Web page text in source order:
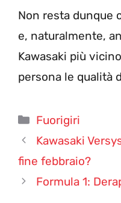
Non resta dunque
e, naturalmente,
Kawasaki più
persona le qualità
Categorie
Fuorigiri
Kawasaki
fine febbraio?
Formula 1: